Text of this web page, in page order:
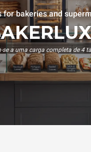
for bakeries and
se a uma carga completa de 4